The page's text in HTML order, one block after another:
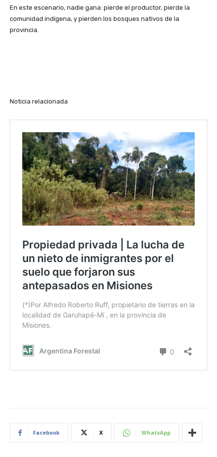
En este escenario, nadie gana: pierde el productor, pierde la
comunidad indígena, y pierden los bosques nativos de la
provincia.
Noticia relacionada
Facebook X WhatsApp